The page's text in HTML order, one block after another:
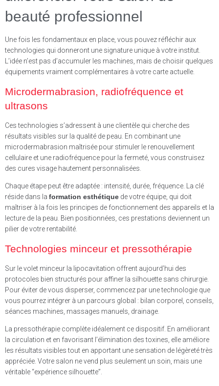
beauté professionnel
Une fois les fondamentaux en place, vous pouvez réfléchir aux
technologies qui donneront une signature unique à votre institut.
L’idée n’est pas d’accumuler les machines, mais de choisir quelques
équipements vraiment complémentaires à votre carte actuelle.
Microdermabrasion, radiofréquence et
ultrasons
Ces technologies s’adressent à une clientèle qui cherche des
résultats visibles sur la qualité de peau. En combinant une
microdermabrasion maîtrisée pour stimuler le renouvellement
cellulaire et une radiofréquence pour la fermeté, vous construisez
des cures visage hautement personnalisées.
Chaque étape peut être adaptée : intensité, durée, fréquence. La clé
réside dans la formation esthétique de votre équipe, qui doit
maîtriser à la fois les principes de fonctionnement des appareils et la
lecture de la peau. Bien positionnées, ces prestations deviennent un
pilier de votre rentabilité.
Technologies minceur et pressothérapie
Sur le volet minceur la lipocavitation offrent aujourd’hui des
protocoles bien structurés pour affiner la silhouette sans chirurgie.
Pour éviter de vous disperser, commencez par une technologie que
vous pourrez intégrer à un parcours global : bilan corporel, conseils,
séances machines, massages manuels, drainage.
La pressothérapie complète idéalement ce dispositif. En améliorant
la circulation et en favorisant l’élimination des toxines, elle améliore
les résultats visibles tout en apportant une sensation de légèreté très
appréciée. Votre salon ne vend plus seulement un soin, mais une
véritable “expérience silhouette”.